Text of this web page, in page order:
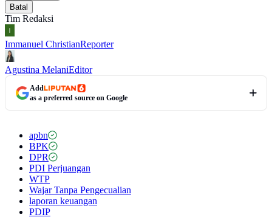
Batal
Tim Redaksi
Immanuel ChristianReporter
Agustina MelaniEditor
Add
as a preferred source on Google
apbn
BPK
DPR
PDI Perjuangan
WTP
Wajar Tanpa Pengecualian
laporan keuangan
PDIP